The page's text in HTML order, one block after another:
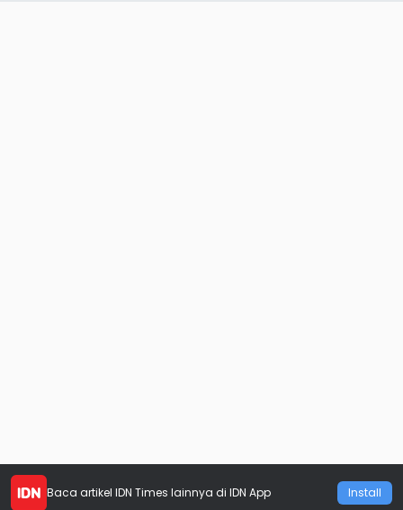
Baca artikel IDN Times lainnya di IDN App Install